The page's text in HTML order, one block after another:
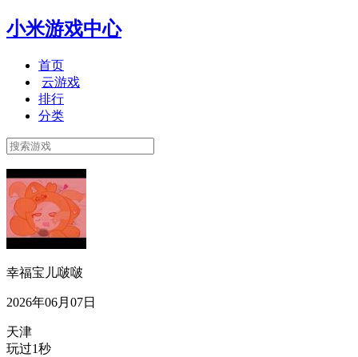
小米游戏中心
首页
云游戏
排行
分类
幸福宝儿啵啵
2026年06月07日
天津
玩过1秒